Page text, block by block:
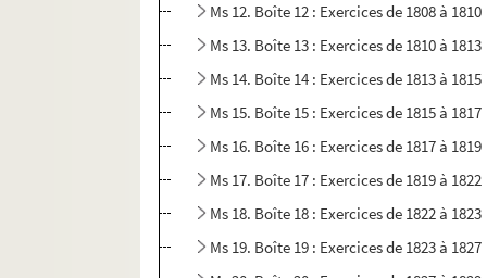
Ms 12. Boîte 12 : Exercices de 1808 à 1810
Ms 13. Boîte 13 : Exercices de 1810 à 1813
Ms 14. Boîte 14 : Exercices de 1813 à 1815
Ms 15. Boîte 15 : Exercices de 1815 à 1817
Ms 16. Boîte 16 : Exercices de 1817 à 1819
Ms 17. Boîte 17 : Exercices de 1819 à 1822
Ms 18. Boîte 18 : Exercices de 1822 à 1823
Ms 19. Boîte 19 : Exercices de 1823 à 1827